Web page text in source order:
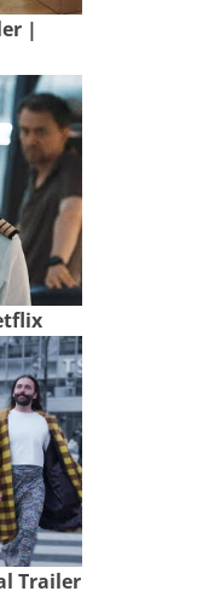
|
Trailer